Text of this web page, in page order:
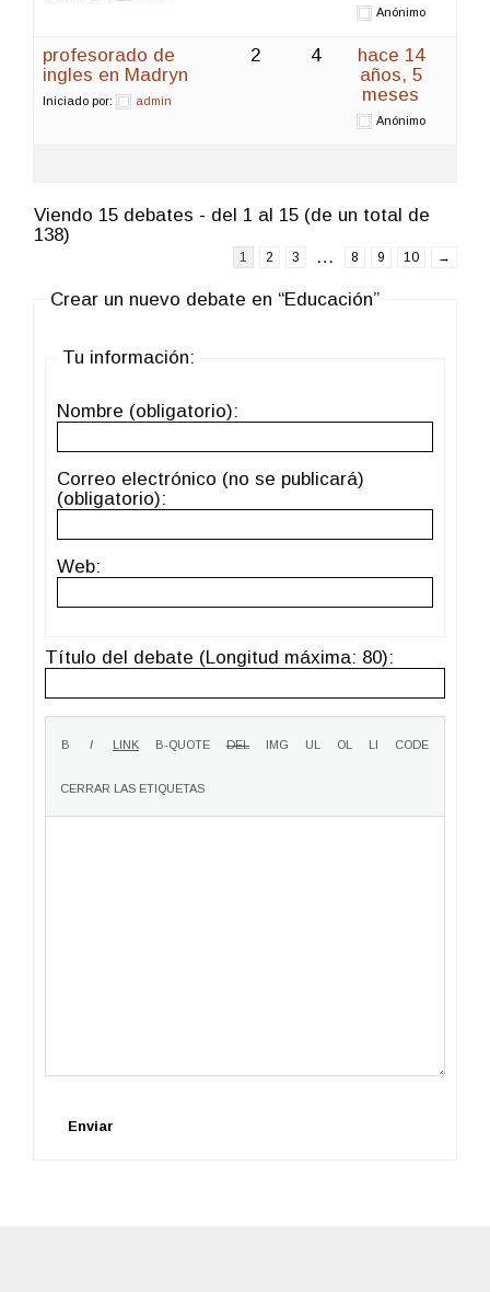
Anónimo
profesorado de
ingles en Madryn
Iniciado por: admin
2 4
hace 14
años, 5
meses
Anónimo
Viendo 15 debates - del 1 al 15 (de un total de
138)
1 2 3 … 8 9 10 →
Crear un nuevo debate en “Educación”
Tu información:
Nombre (obligatorio):
Correo electrónico (no se publicará)
(obligatorio):
Web:
Título del debate (Longitud máxima: 80):
Enviar